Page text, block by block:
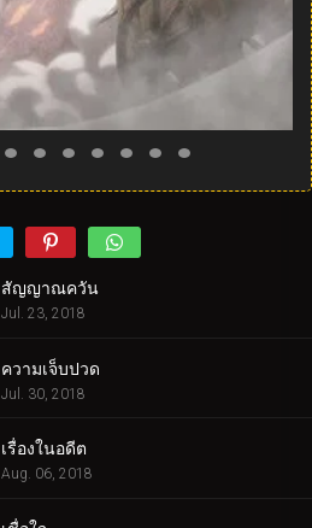
สัญญาณควัน
Jul. 23, 2018
ความเจ็บปวด
Jul. 30, 2018
เรื่องในอดีต
Aug. 06, 2018